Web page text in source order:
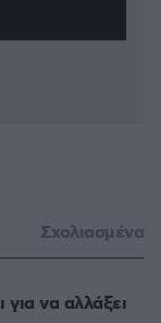
Σχολιασμένα
για να αλλάξει